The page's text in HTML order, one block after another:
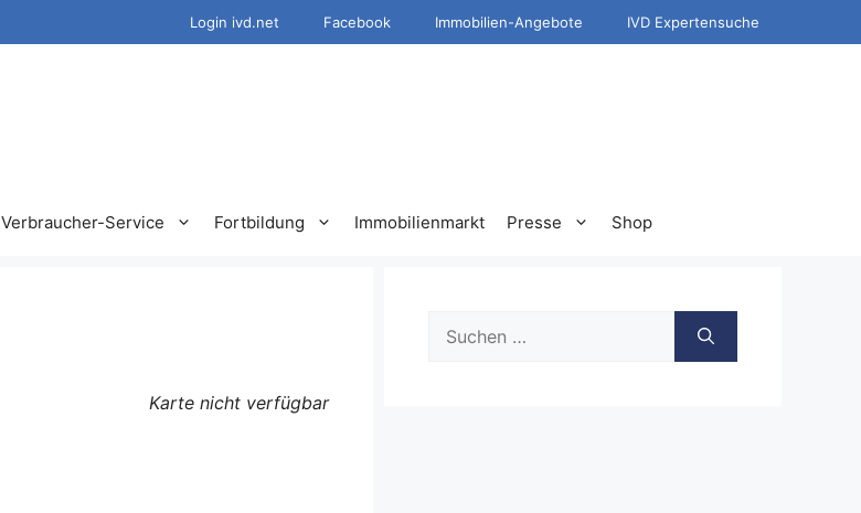
Login ivd.net Facebook Immobilien-Angebote IVD Expertensuche
Verbraucher-Service Fortbildung Immobilienmarkt Presse Shop
Karte nicht verfügbar
nach: